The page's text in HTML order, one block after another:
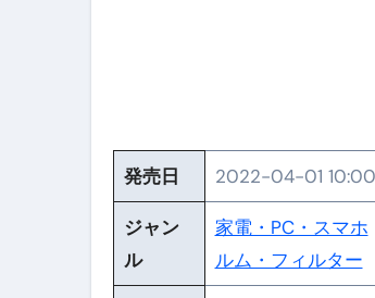
【超高騰】爆
Q：借りた借金
【必見】もう営
自己破産中に絶
自己破産にまつ
体脂肪が落ちる
発売日 2022-04-01
ジャン
ル
家電・PC・スマホ
ルム・フィルター